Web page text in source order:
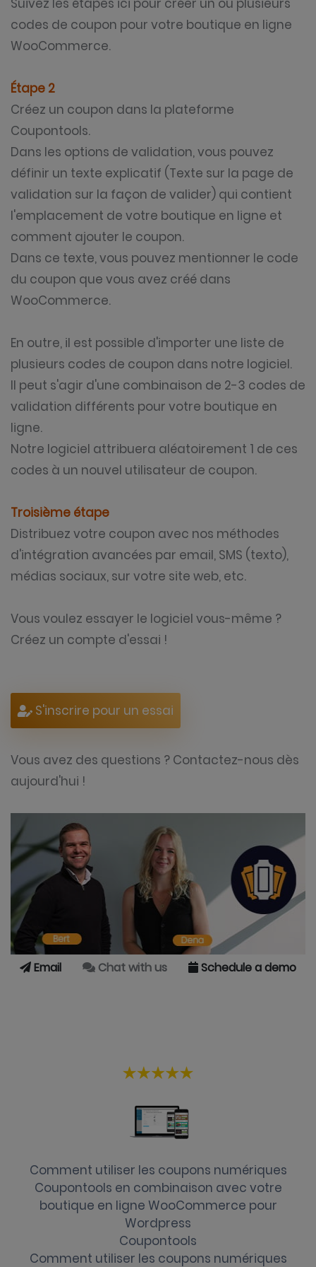
Suivez les étapes ici pour créer un ou plusieurs
codes de coupon pour votre boutique en ligne
WooCommerce.
Étape 2
Créez un coupon dans la plateforme
Coupontools.
Dans les options de validation, vous pouvez
définir un texte explicatif (Texte sur la page de
validation sur la façon de valider) qui contient
l'emplacement de votre boutique en ligne et
comment ajouter le coupon.
Dans ce texte, vous pouvez mentionner le code
du coupon que vous avez créé dans
WooCommerce.
En outre, il est possible d'importer une liste de
plusieurs codes de coupon dans notre logiciel.
Il peut s'agir d'une combinaison de 2-3 codes de
validation différents pour votre boutique en
ligne.
Notre logiciel attribuera aléatoirement 1 de ces
codes à un nouvel utilisateur de coupon.
Troisième étape
Distribuez votre coupon avec nos méthodes
d'intégration avancées par email, SMS (texto),
médias sociaux, sur votre site web, etc.
Vous voulez essayer le logiciel vous-même ?
Créez un compte d'essai !
S'inscrire pour un essai
Vous avez des questions ? Contactez-nous dès
aujourd'hui !
Email Chat with us Schedule a demo
Comment utiliser les coupons numériques
Coupontools en combinaison avec votre
boutique en ligne WooCommerce pour
Wordpress
Coupontools
Comment utiliser les coupons numériques